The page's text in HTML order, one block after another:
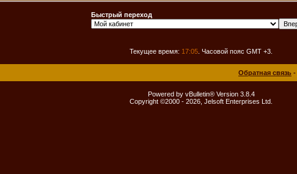
Быстрый переход
Текущее время: 17:05 . Часовой пояс GMT +3.
Обратная связь -
Powered by vBulletin® Version 3.8.4
Copyright ©2000 - 2026, Jelsoft Enterprises Ltd.